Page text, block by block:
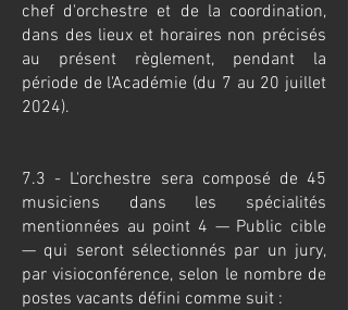
chef d'orchestre et de la coordination,
dans des lieux et horaires non précisés
au présent règlement, pendant la
période de l'Académie (du 7 au 20 juillet
2024).​
7.3 - L'orchestre sera composé de 45
musiciens dans les spécialités
mentionnées au point 4 — Public cible
— qui seront sélectionnés par un jury,
par visioconférence, selon le nombre de
postes vacants défini comme suit :